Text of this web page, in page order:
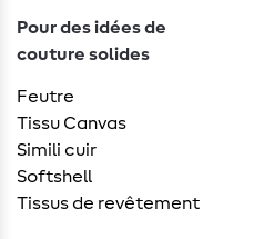
Pour des idées de
couture solides
Feutre
Tissu Canvas
Simili cuir
Softshell
Tissus de revêtement